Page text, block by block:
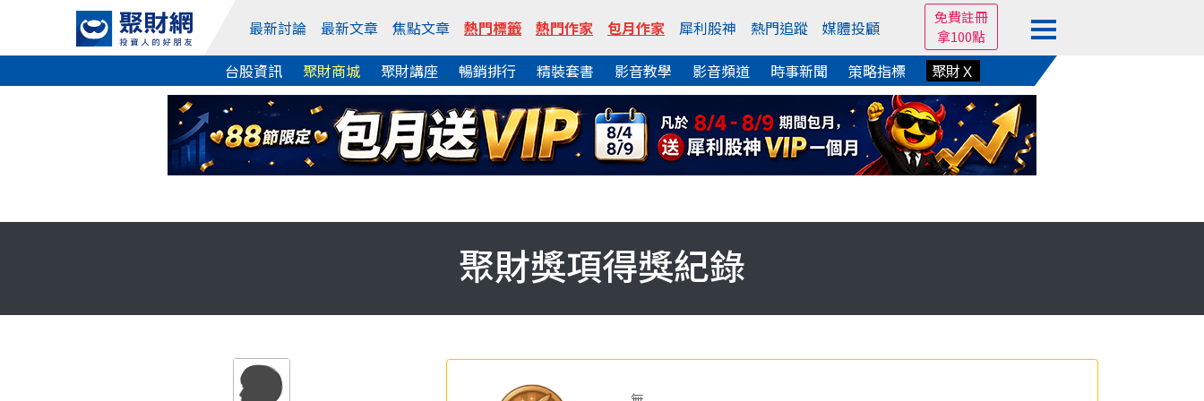
最新討論 最新文章 焦點文章 熱門標籤 熱門作家 包月作家 犀利股神 熱門追蹤 媒體投顧
免費註冊
拿100點
台股資訊 聚財商城 聚財講座 暢銷排行 精裝套書 影音教學 影音頻道 時事新聞 策略指標 聚財Ｘ
聚財獎項得獎紀錄